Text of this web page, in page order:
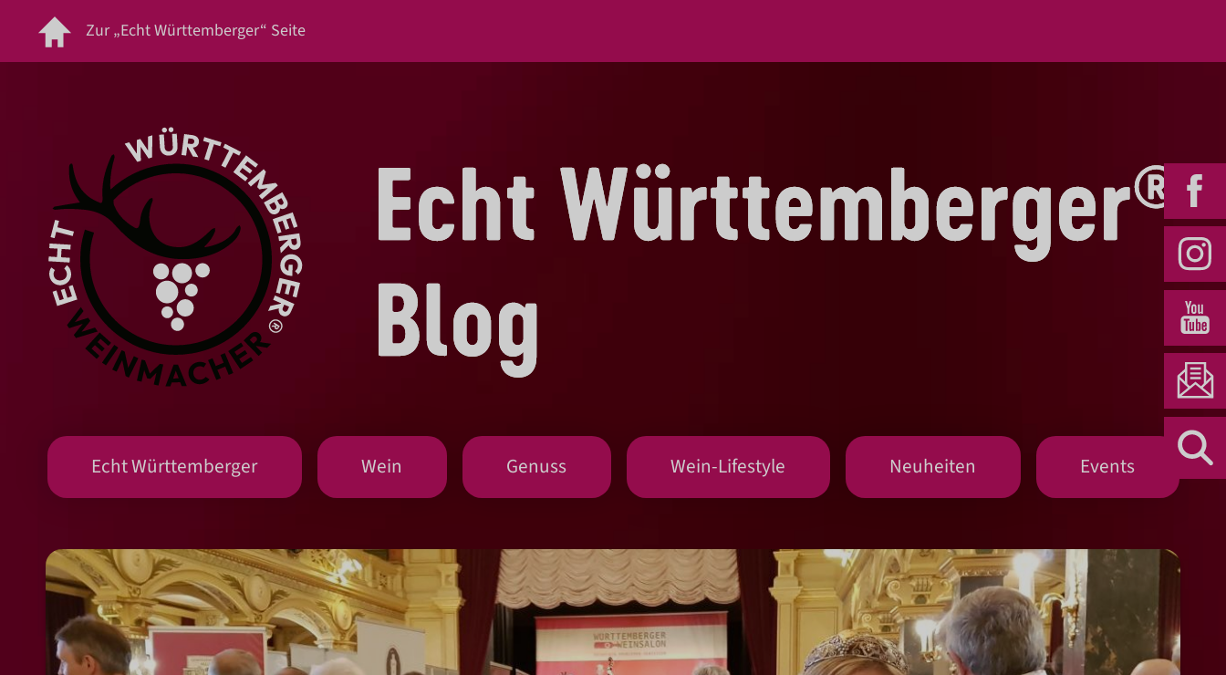
Zur „Echt Württemberger“ Seite
Echt Württemberger Wein Genuss Wein-Lifestyle Neuheiten Events